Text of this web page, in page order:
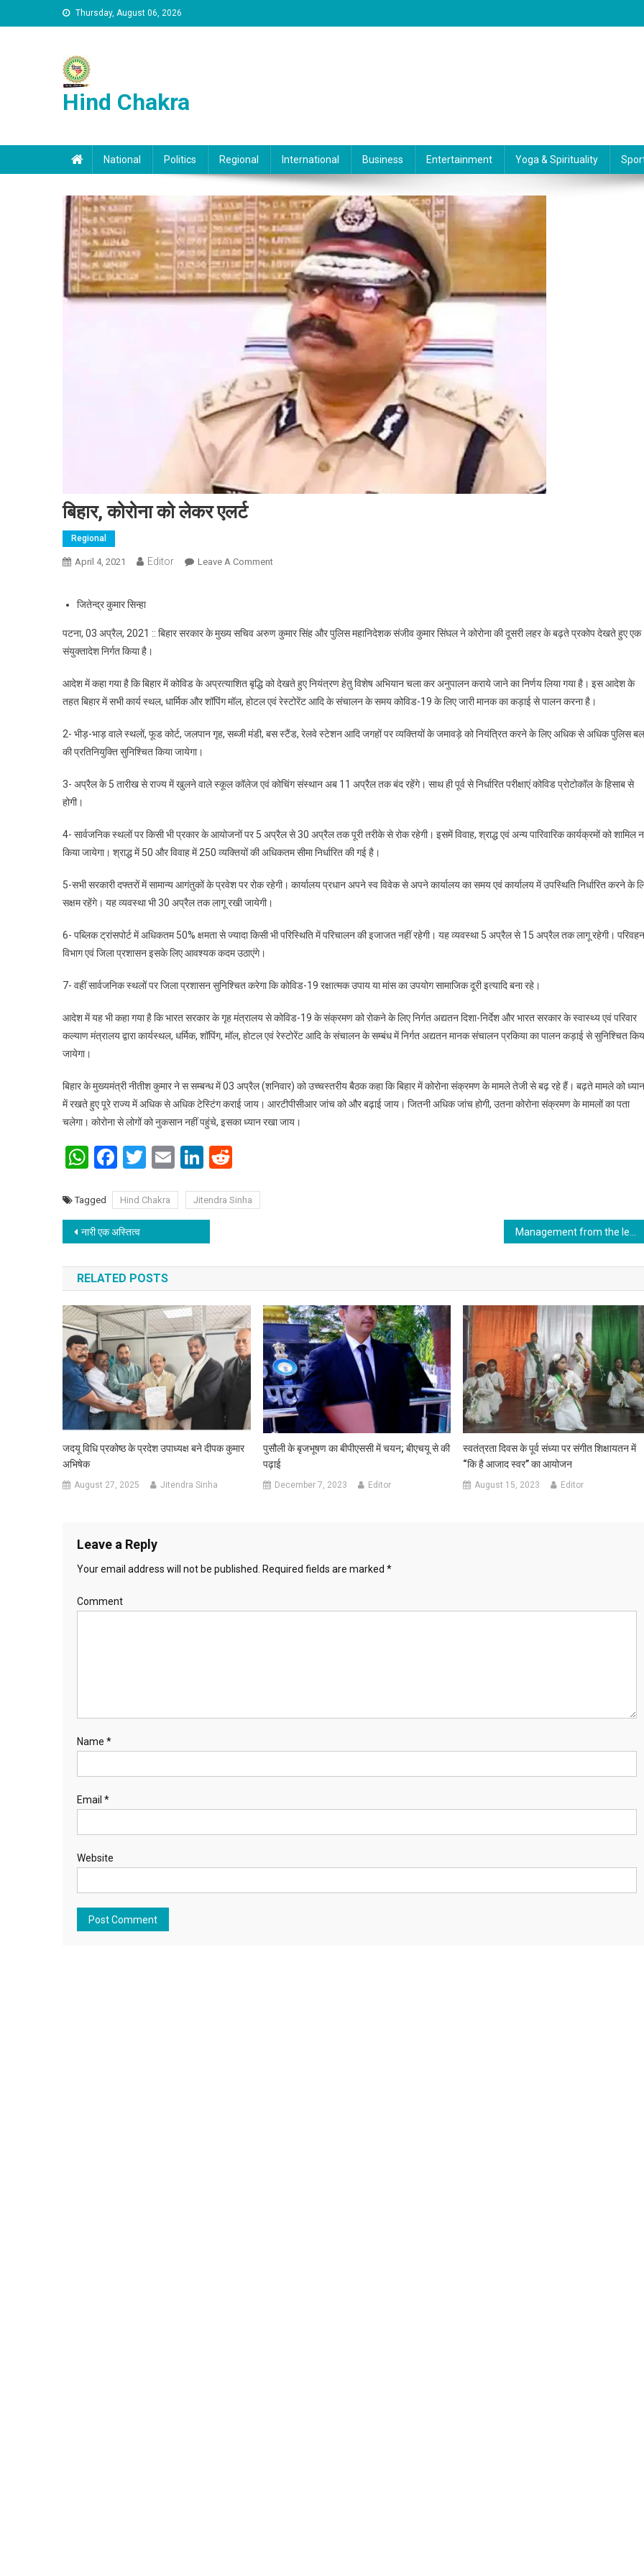
Skip to content Thursday, August 06, 2026
Hind Chakra
National Politics Regional International Business Entertainment Yoga & Spirituality
बिहार, कोरोना को लेकर एलर्ट
Regional
April 4, 2021 Editor Leave A Comment
जितेन्द्र कुमार सिन्हा
पटना, 03 अप्रैल, 2021 :: बिहार सरकार के मुख्य सचिव अरुण कुमार सिंह और पुलिस महानिदेशक संजीव कुमार सिंघल ने कोरोना की दूसरी लहर के बढ़ते प्रकोप देखते हुए एक
संयुक्तादेश निर्गत किया है।
आदेश में कहा गया है कि बिहार में कोविड के अप्रत्याशित बृद्धि को देखते हुए नियंत्रण हेतु विशेष अभियान चला कर अनुपालन कराये जाने का निर्णय लिया गया है। इस आदेश के
तहत बिहार में सभी कार्य स्थल, धार्मिक और शॉपिंग मॉल, होटल एवं रेस्टोरेंट आदि के संचालन के समय कोविड-19 के लिए जारी मानक का कड़ाई से पालन करना है।
2- भीड़-भाड़ वाले स्थलों, फूड कोर्ट, जलपान गृह, सब्जी मंडी, बस स्टैंड, रेलवे स्टेशन आदि जगहों पर व्यक्तियों के जमावड़े को नियंत्रित करने के लिए अधिक से अधिक पुलिस बल
की प्रतिनियुक्ति सुनिश्चित किया जायेगा।
3- अप्रैल के 5 तारीख से राज्य में खुलने वाले स्कूल कॉलेज एवं कोचिंग संस्थान अब 11 अप्रैल तक बंद रहेंगे। साथ ही पूर्व से निर्धारित परीक्षाएं कोविड प्रोटोकॉल के हिसाब से
होगी।
4- सार्वजनिक स्थलों पर किसी भी प्रकार के आयोजनों पर 5 अप्रैल से 30 अप्रैल तक पूरी तरीके से रोक रहेगी। इसमें विवाह, श्राद्ध एवं अन्य पारिवारिक कार्यक्रमों को शामिल
किया जायेगा। श्राद्ध में 50 और विवाह में 250 व्यक्तियों की अधिकतम सीमा निर्धारित की गई है।
5-सभी सरकारी दफ्तरों में सामान्य आगंतुकों के प्रवेश पर रोक रहेगी। कार्यालय प्रधान अपने स्व विवेक से अपने कार्यालय का समय एवं कार्यालय में उपस्थिति निर्धारित करने के
सक्षम रहेंगे। यह व्यवस्था भी 30 अप्रैल तक लागू रखी जायेगी।
6- पब्लिक ट्रांसपोर्ट में अधिकतम 50% क्षमता से ज्यादा किसी भी परिस्थिति में परिचालन की इजाजत नहीं रहेगी। यह व्यवस्था 5 अप्रैल से 15 अप्रैल तक लागू रहेगी। परिवहन
विभाग एवं जिला प्रशासन इसके लिए आवश्यक कदम उठाएंगे।
7- वहीं सार्वजनिक स्थलों पर जिला प्रशासन सुनिश्चित करेगा कि कोविड-19 रक्षात्मक उपाय या मांस का उपयोग सामाजिक दूरी इत्यादि बना रहे।
आदेश में यह भी कहा गया है कि भारत सरकार के गृह मंत्रालय से कोविड-19 के संक्रमण को रोकने के लिए निर्गत अद्यतन दिशा-निर्देश और भारत सरकार के स्वास्थ्य एवं परिवार
कल्याण मंत्रालय द्वारा कार्यस्थल, धर्मिक, शॉपिंग, मॉल, होटल एवं रेस्टोरेंट आदि के संचालन के सम्बंध में निर्गत अद्यतन मानक संचालन प्रकिया का पालन कड़ाई से सुनिश्चित
जायेगा।
बिहार के मुख्यमंत्री नीतीश कुमार ने स सम्बन्ध में 03 अप्रैल (शनिवार) को उच्चस्तरीय बैठक कहा कि बिहार में कोरोना संक्रमण के मामले तेजी से बढ़ रहे हैं। बढ़ते मामले को ध्यान
में रखते हुए पूरे राज्य में अधिक से अधिक टेस्टिंग कराई जाय। आरटीपीसीआर जांच को और बढ़ाई जाय। जितनी अधिक जांच होगी, उतना कोरोना संक्रमण के मामलों का पता
चलेगा। कोरोना से लोगों को नुकसान नहीं पहुंचे, इसका ध्यान रखा जाय।
WhatsApp
Facebook
Twitter
EmailLinkedIn
Tagged Hind Chakra Jitendra Sinha
Post navigation
नारी एक अस्तित्व
RELATED POSTS
जदयू विधि प्रकोष्ठ के प्रदेश उपाध्यक्ष बने दीपक कुमार
अभिषेक
August 27, 2025 Jitendra Sinha
पुसौली के बृजभूषण का बीपीएससी में चयन; बीएचयू से की
पढ़ाई
December 7, 2023 Editor
स्वतंत्रता दिवस के पूर्व संध्या पर संगीत शिक्षायतन में
“कि है आजाद स्वर” का आयोजन
August 15, 2023 Editor
Leave a Reply
Your email address will not be published. Required fields are marked *
Comment
Name *
Email *
Website